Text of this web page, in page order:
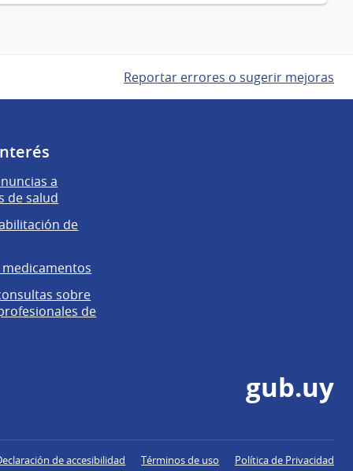
Reportar errores o sugerir mejoras
a
de salud
de
sobre
de
gub.uy
de accesibilidad Términos de uso Política de Privacidad